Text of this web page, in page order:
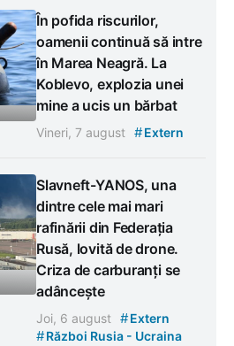
În pofida riscurilor,
oamenii continuă să intre
în Marea Neagră. La
Koblevo, explozia unei
mine a ucis un bărbat
Vineri, 7 august #Extern
Slavneft-YANOS, una
dintre cele mai mari
rafinării din Federația
Rusă, lovită de drone.
Criza de carburanți se
adâncește
Joi, 6 august #Extern
#Război Rusia - Ucraina